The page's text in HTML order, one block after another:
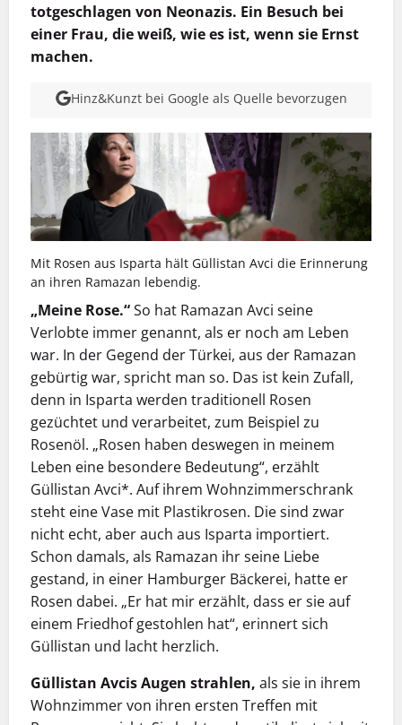
totgeschlagen von Neonazis. Ein Besuch bei
einer Frau, die weiß, wie es ist, wenn sie Ernst
machen.
Hinz&Kunzt bei Google als Quelle bevorzugen
Mit Rosen aus Isparta hält Güllistan Avci die Erinnerung
an ihren Ramazan lebendig.
„Meine Rose.“So hat Ramazan Avci seine
Verlobte immer genannt, als er noch am Leben
war. In der Gegend der Türkei, aus der Ramazan
gebürtig war, spricht man so. Das ist kein Zufall,
denn in Isparta werden traditionell Rosen
gezüchtet und verarbeitet, zum Beispiel zu
Rosenöl. „Rosen haben deswegen in meinem
Leben eine besondere Bedeutung“, erzählt
Güllistan Avci*. Auf ihrem Wohnzimmerschrank
steht eine Vase mit Plastikrosen. Die sind zwar
nicht echt, aber auch aus Isparta importiert.
Schon damals, als Ramazan ihr seine Liebe
gestand, in einer Hamburger Bäckerei, hatte er
Rosen dabei. „Er hat mir erzählt, dass er sie auf
einem Friedhof gestohlen hat“, erinnert sich
Güllistan und lacht herzlich.
Güllistan Avcis Augen strahlen, als sie in ihrem
Wohnzimmer von ihren ersten Treffen mit